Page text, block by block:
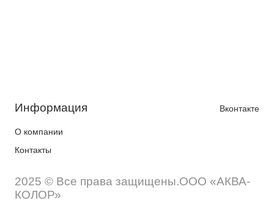
Информация
О компании
Контакты
Вконтакте
2025 © Все права защищены.ООО «АКВА-
КОЛОР»